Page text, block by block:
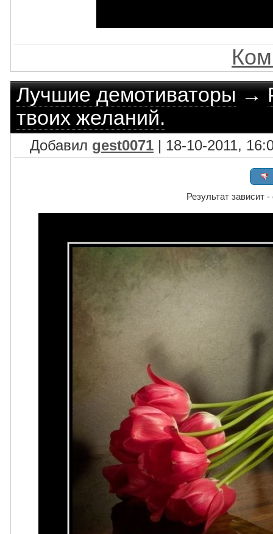
Лучшие демотиваторы→
твоих желаний.
Добавил gest0071 | 18-10-2011,
Результат зависит